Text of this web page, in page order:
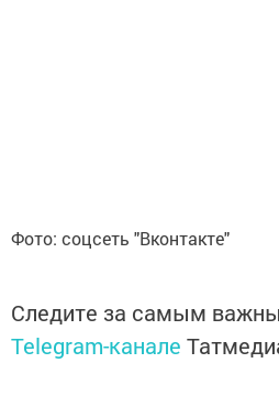
Фото: соцсеть "Вконтакте"
Следите за самым
Telegram-канале